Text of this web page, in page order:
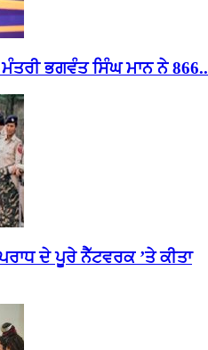
ਭਗਵੰਤ ਸਿੰਘ ਮਾਨ ਨੇ
ਦੇ ਪੂਰੇ ਨੈੱਟਵਰਕ ’ਤੇ ਕੀਤਾ